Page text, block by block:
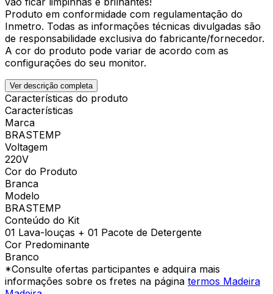
Produto em conformidade com regulamentação do
Inmetro. Todas as informações técnicas divulgadas são
de responsabilidade exclusiva do fabricante/fornecedor.
A cor do produto pode variar de acordo com as
configurações do seu monitor.
Ver descrição completa
Características do produto
Características
Marca
BRASTEMP
Voltagem
220V
Cor do Produto
Branca
Modelo
BRASTEMP
Conteúdo do Kit
01 Lava-louças + 01 Pacote de Detergente
Cor Predominante
Branco
*Consulte ofertas participantes e adquira mais
informações sobre os fretes na página termos Madeira